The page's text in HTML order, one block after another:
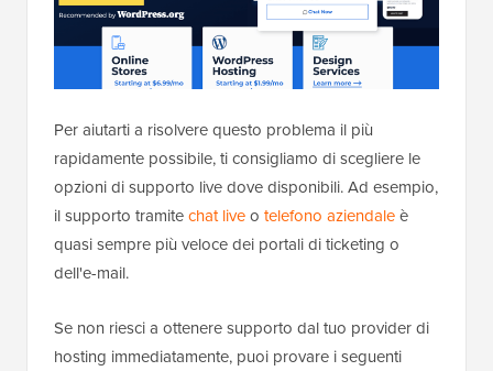
Per aiutarti a risolvere questo problema il più
rapidamente possibile, ti consigliamo di scegliere le
opzioni di supporto live dove disponibili. Ad esempio,
il supporto tramitechat liveo telefono aziendaleè
quasi sempre più veloce dei portali di ticketing o
dell'e-mail.
Se non riesci a ottenere supporto dal tuo provider di
hosting immediatamente, puoi provare i seguenti